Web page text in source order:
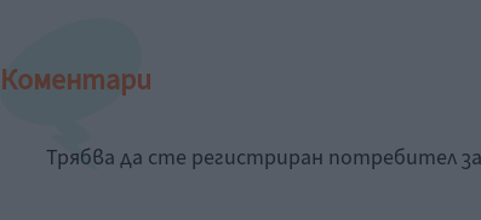
Коментари
Трябва да сте регистриран потребител